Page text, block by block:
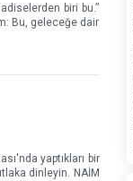
biri bu.”
Bu, geleceğe dair
yaptıkları bir
dinleyin. NAİM